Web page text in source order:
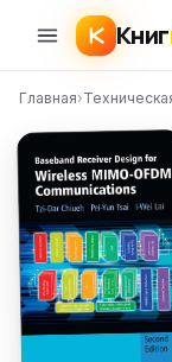
Книг
Главная›